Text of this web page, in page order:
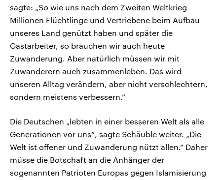
sagte: „So wie uns nach dem Zweiten Weltkrieg
Millionen Flüchtlinge und Vertriebene beim Aufbau
unseres Land genützt haben und später die
Gastarbeiter, so brauchen wir auch heute
Zuwanderung. Aber natürlich müssen wir mit
Zuwanderern auch zusammenleben. Das wird
unseren Alltag verändern, aber nicht verschlechtern,
sondern meistens verbessern.“
Die Deutschen „lebten in einer besseren Welt als alle
Generationen vor uns“, sagte Schäuble weiter. „Die
Welt ist offener und Zuwanderung nützt allen.“ Daher
müsse die Botschaft an die Anhänger der
sogenannten Patrioten Europas gegen Islamisierung